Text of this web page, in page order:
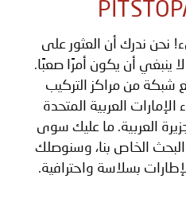
ندرك أن العثور على
ينبغي أن يكون أمرًا صعبًا.
شبكة من مراكز التركيب
العربية المتحدة
العربية. ما عليك سوى
الخاص بنا، وسنوصلك
بسلاسة واحترافية.